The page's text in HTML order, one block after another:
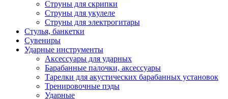
Струны для скрипки
Струны для укулеле
Струны для электрогитары
Стулья, банкетки
Сувениры
Ударные инструменты
Аксессуары для ударных
Барабанные палочки, аксессуары
Тарелки для акустических барабанных установок
Тренировочные пэды
Ударные